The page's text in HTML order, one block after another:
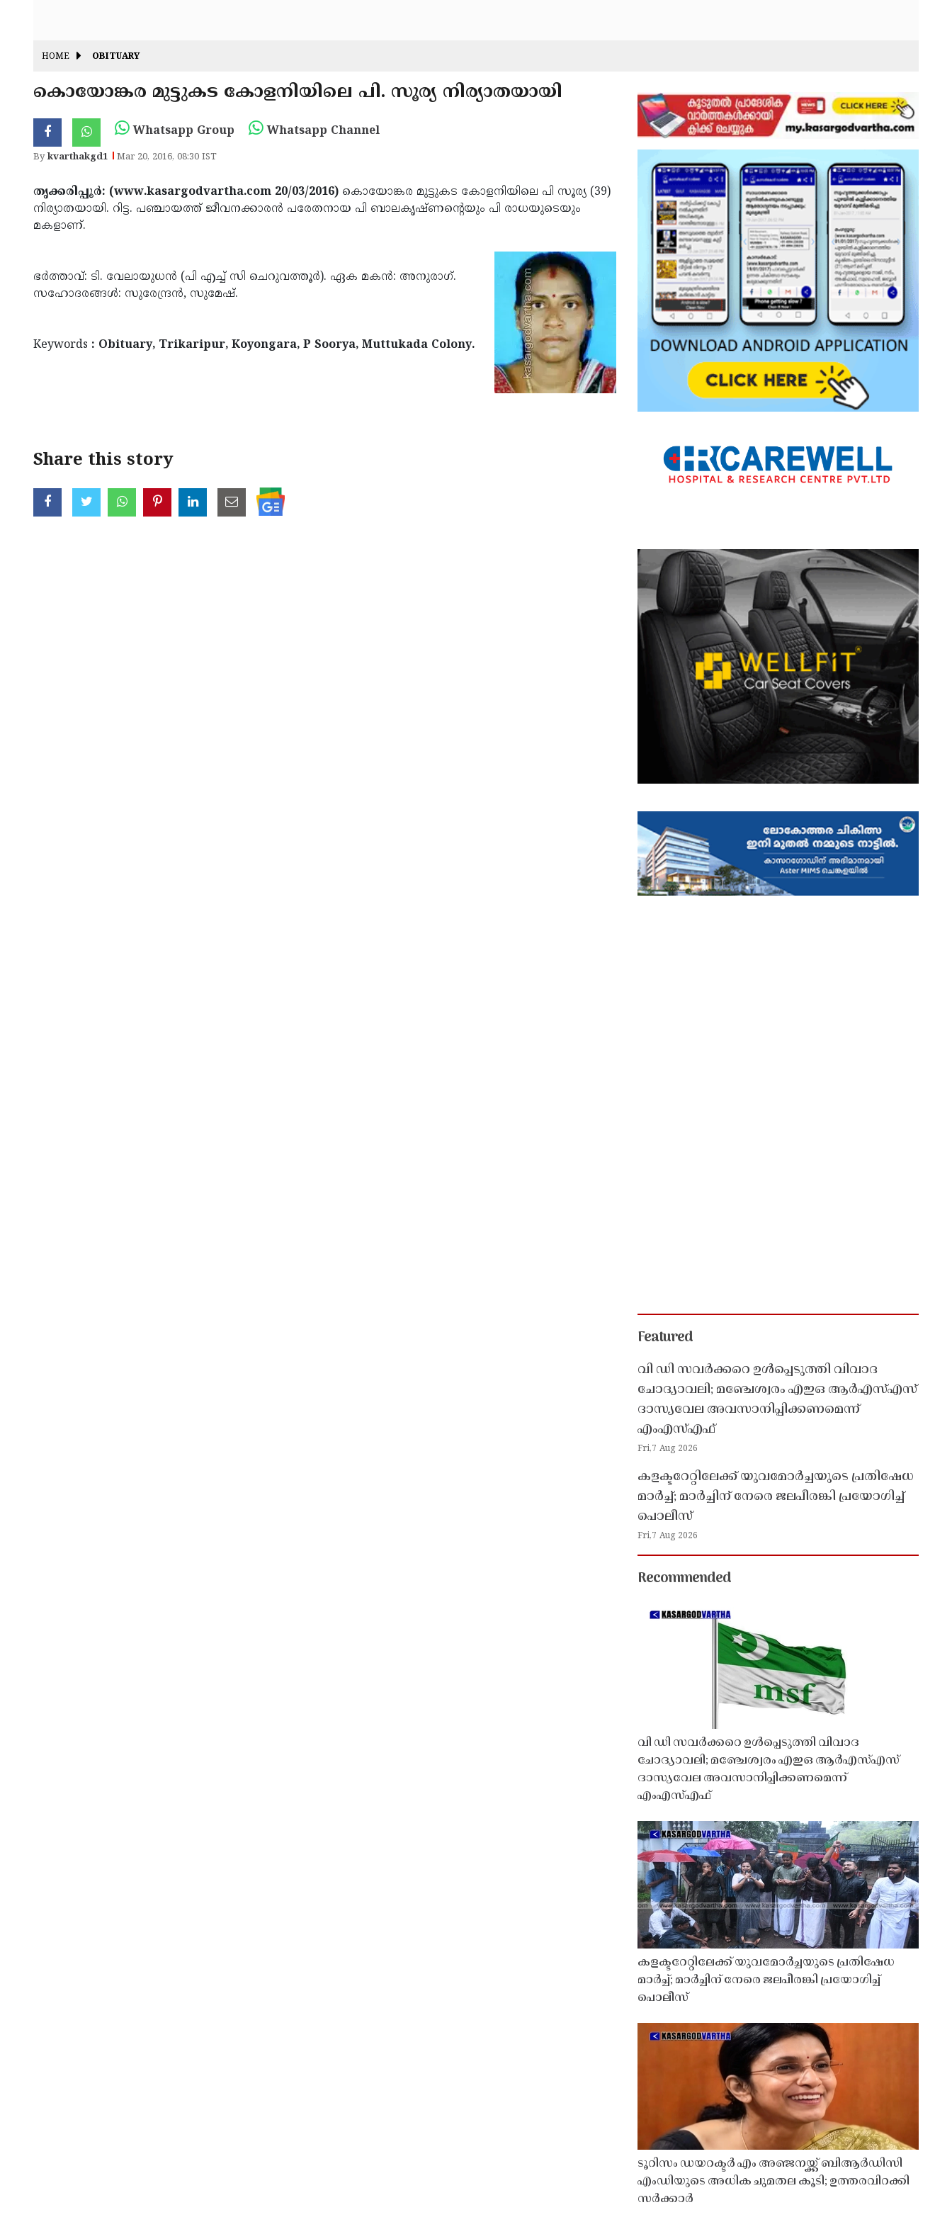
HOME OBITUARY
കൊയോങ്കര മുട്ടുകട കോളനിയിലെ പി. സൂര്യ നിര്യാതയായി
Whatsapp Group Whatsapp Channel
Bykvarthakgd1 Mar 20, 2016, 08:30 IST
തൃക്കരിപ്പൂര്‍: (www.kasargodvartha.com 20/03/2016) കൊയോങ്കര മുട്ടുകട കോളനിയിലെ പി സൂര്യ (39)
നിര്യാതയായി. റിട്ട. പഞ്ചായത്ത് ജീവനക്കാരന്‍ പരേതനായ പി ബാലകൃഷ്ണന്റെയും പി രാധയുടെയും
മകളാണ്.
ഭര്‍ത്താവ്: ടി. വേലായുധന്‍ (പി എച്ച് സി ചെറുവത്തൂര്‍). ഏക മകന്‍: അനുരാഗ്.
സഹോദരങ്ങള്‍: സുരേന്ദ്രന്‍, സുമേഷ്.
Keywords : Obituary, Trikaripur, Koyongara, P Soorya, Muttukada Colony.
Share this story
Featured
വി ഡി സവർക്കറെ ഉൾപ്പെടുത്തി വിവാദ
ചോദ്യാവലി; മഞ്ചേശ്വരം എഇഒ ആർഎസ്എസ്
ദാസ്യവേല അവസാനിപ്പിക്കണമെന്ന്
എംഎസ്എഫ്
Fri,7 Aug 2026
കളക്ടറേറ്റിലേക്ക് യുവമോർച്ചയുടെ പ്രതിഷേധ
മാർച്ച്; മാർച്ചിന് നേരെ ജലപീരങ്കി പ്രയോഗിച്ച്
പൊലീസ്
Fri,7 Aug 2026
Recommended
വി ഡി സവർക്കറെ ഉൾപ്പെടുത്തി വിവാദ
ചോദ്യാവലി; മഞ്ചേശ്വരം എഇഒ ആർഎസ്എസ്
ദാസ്യവേല അവസാനിപ്പിക്കണമെന്ന്
എംഎസ്എഫ്
കളക്ടറേറ്റിലേക്ക് യുവമോർച്ചയുടെ പ്രതിഷേധ
മാർച്ച്; മാർച്ചിന് നേരെ ജലപീരങ്കി പ്രയോഗിച്ച്
പൊലീസ്
ടൂറിസം ഡയറക്ടർ എം അഞ്ജനയ്ക്ക് ബിആർഡിസി
എംഡിയുടെ അധിക ചുമതല കൂടി; ഉത്തരവിറക്കി
സർക്കാർ